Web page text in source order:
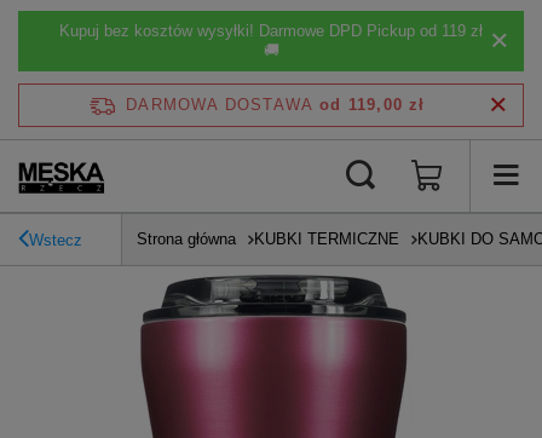
Kupuj bez kosztów wysyłki! Darmowe DPD Pickup od 119 zł
🚚
DARMOWA DOSTAWA od 119,00 zł
Wstecz Strona główna KUBKI TERMICZNE KUBKI DO